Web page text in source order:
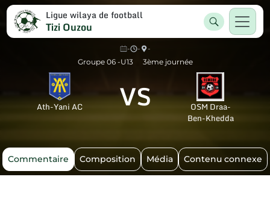
Ligue wilaya de football
Tizi Ouzou
- -
-
Groupe 06 -U13
3ème journée
Ath-Yani AC VS
OSM Draa-
Ben-Khedda
Commentaire Composition Média Contenu connexe